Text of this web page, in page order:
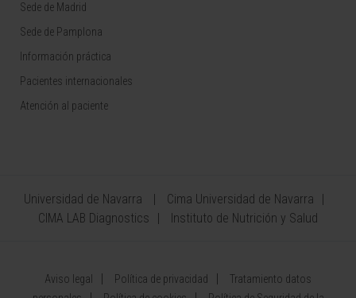
Sede de Madrid
Sede de Pamplona
Información práctica
Pacientes internacionales
Atención al paciente
Universidad de Navarra
Cima Universidad de Navarra
CIMA LAB Diagnostics
Instituto de Nutrición y Salud
Aviso legal Política de privacidad
Tratamiento datos